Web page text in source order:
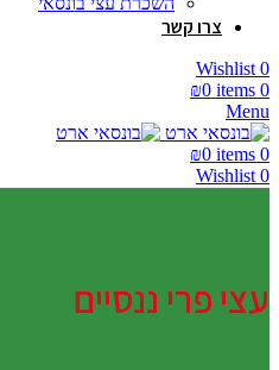
צרו קשר
0
Wishlist
0
items
₪0
Menu
0
items
₪0
0
Wishlist
עצי פרי ננסיים